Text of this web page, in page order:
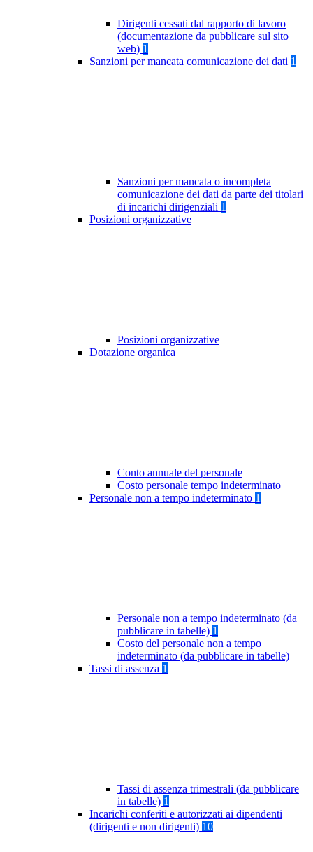
Dirigenti cessati dal rapporto di lavoro
(documentazione da pubblicare sul sito
web) 1
Sanzioni per mancata comunicazione dei dati 1
Sanzioni per mancata o incompleta
comunicazione dei dati da parte dei titolari
di incarichi dirigenziali 1
Posizioni organizzative
Posizioni organizzative
Dotazione organica
Conto annuale del personale
Costo personale tempo indeterminato
Personale non a tempo indeterminato 1
Personale non a tempo indeterminato (da
pubblicare in tabelle) 1
Costo del personale non a tempo
indeterminato (da pubblicare in tabelle)
Tassi di assenza 1
Tassi di assenza trimestrali (da pubblicare
in tabelle) 1
Incarichi conferiti e autorizzati ai dipendenti
(dirigenti e non dirigenti) 10